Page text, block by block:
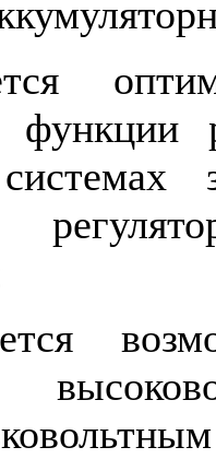
функции